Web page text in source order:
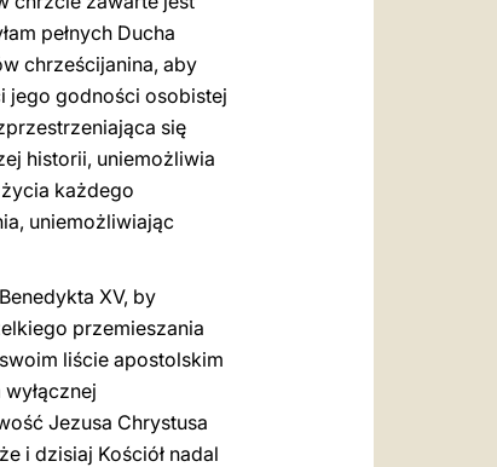
pełnych Ducha
chrześcijanina, aby
jego godności osobistej
się
historii, uniemożliwia
każdego
uniemożliwiając
XV, by
przemieszania
liście apostolskim
Jezusa Chrystusa
i dzisiaj Kościół nadal